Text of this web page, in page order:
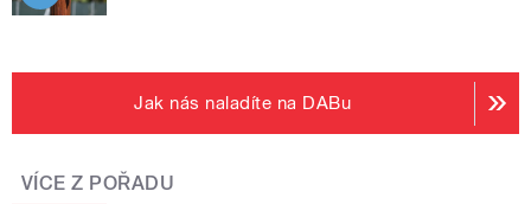
Jak nás naladíte na DABu
VÍCE Z POŘADU